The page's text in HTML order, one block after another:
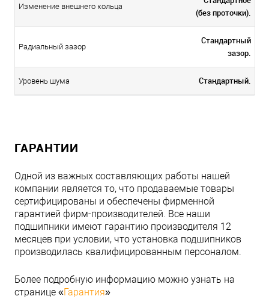
Изменение внешнего кольца
(без проточки).
Радиальный зазор
Стандартный
зазор.
Уровень шума Стандартный.
ГАРАНТИИ
Одной из важных составляющих работы нашей
компании является то, что продаваемые товары
сертифицированы и обеспечены фирменной
гарантией фирм-производителей. Все наши
подшипники имеют гарантию производителя 12
месяцев при условии, что установка подшипников
производилась квалифицированным персоналом.
Более подробную информацию можно узнать на
странице «Гарантия»